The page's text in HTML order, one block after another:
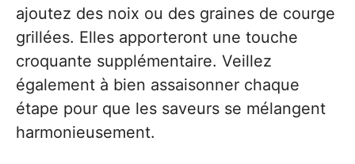
ajoutez des noix ou des graines de courge
grillées. Elles apporteront une touche
croquante supplémentaire. Veillez
également à bien assaisonner chaque
étape pour que les saveurs se mélangent
harmonieusement.